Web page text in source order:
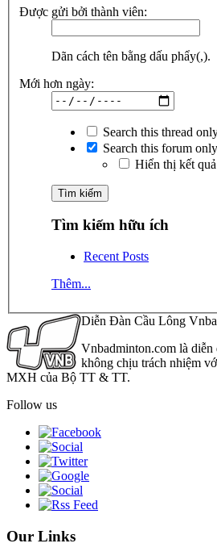
Được gửi bởi thành viên:
Dãn cách tên bằng dấu phẩy(,).
Mới hơn ngày:
Search this thread
Search this forum only
Hiển thị kết
Tìm kiếm hữu ích
Recent Posts
Thêm...
Diễn Đàn Cầu Lông
Vnbadminton.com là
không chịu trách nhiệm
MXH của Bộ TT & TT.
Follow us
Our Links